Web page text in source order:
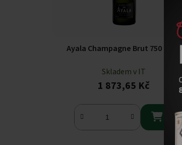
Ayala Champagne Brut 750 ml
Skladem v IT
1 873,65 Kč
